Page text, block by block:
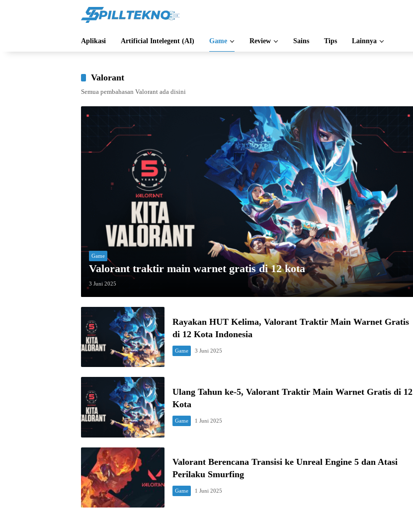
Aplikasi Artificial Intelegent (AI) Game Review Sains Tips Lainnya
Valorant
Semua pembahasan Valorant ada disini
Game
Valorant traktir main warnet gratis di 12 kota
3 Juni 2025
Rayakan HUT Kelima, Valorant Traktir Main Warnet Gratis
di 12 Kota Indonesia
Game 3 Juni 2025
Ulang Tahun ke-5, Valorant Traktir Main Warnet Gratis di 12
Kota
Game 1 Juni 2025
Valorant Berencana Transisi ke Unreal Engine 5 dan Atasi
Perilaku Smurfing
Game 1 Juni 2025